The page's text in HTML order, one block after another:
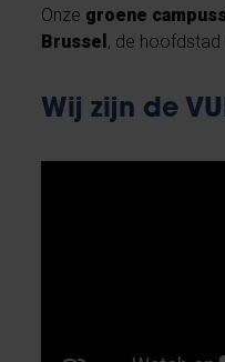
Onze groene
Brussel , de hoofdstad
Wij zijn de